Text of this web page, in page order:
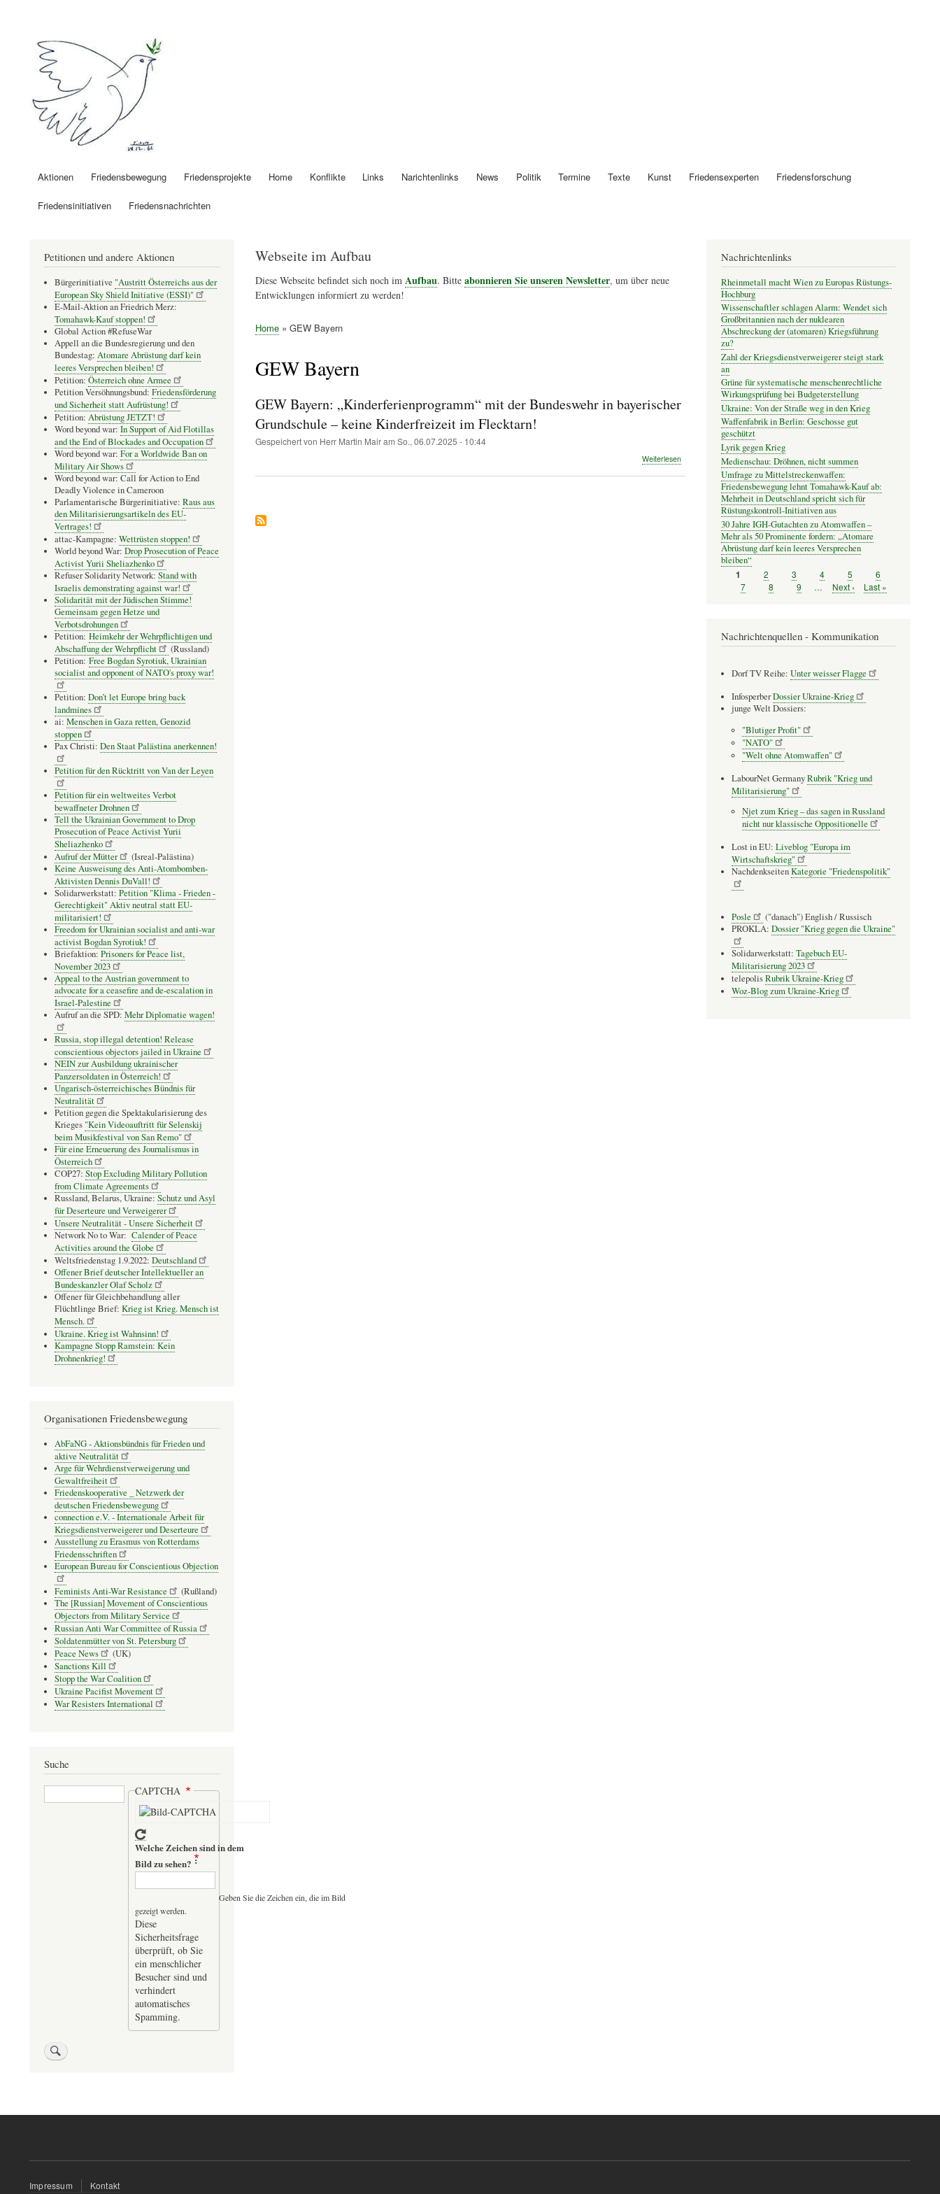
Hauptnavigation
Aktionen Friedensbewegung Friedensprojekte Home Konflikte Links Narichtenlinks News Politik Termine Texte Kunst Friedensexperten Friedensforschung
Friedensinitiativen Friedensnachrichten
Webseite im Aufbau
Diese Webseite befindet sich noch im Aufbau. Bitte abonnieren Sie unseren Newsletter, um über neue
Entwicklungen informiert zu werden!
Home GEW Bayern
GEW Bayern
GEW Bayern: „Kinderferienprogramm“ mit der Bundeswehr in bayerischer
Grundschule – keine Kinderfreizeit im Flecktarn!
Gespeichert von Herr Martin Mairam So., 06.07.2025 - 10:44
Weiterlesen
„Kinderferienprogramm“
Bundeswehr
Grundschule
Petitionen und andere Aktionen
Bürgerinitiative "Austritt Österreichs aus der
European Sky Shield Initiative (ESSI)"
E-Mail-Aktion an Friedrich Merz:
Tomahawk-Kauf stoppen!
Global Action #RefuseWar
Appell an die Bundesregierung und den
Bundestag: Atomare Abrüstung darf kein
leeres Versprechen bleiben!
Petition: Österreich ohne Armee
Petition Versöhnungsbund: Friedensförderung
und Sicherheit statt Aufrüstung!
Petition: Abrüstung JETZT!
Word beyond war: In Support of Aid Flotillas
and the End of Blockades and Occupation
Word beyond war: For a Worldwide Ban on
Military Air Shows
Word beyond war: Call for Action to End
Deadly Violence in Cameroon
Parlamentarische Bürgerinitiative: Raus aus
den Militarisierungsartikeln des EU-
Vertrages!
attac-Kampagne: Wettrüsten stoppen!
World beyond War: Drop Prosecution of Peace
Activist Yurii Sheliazhenko
Refuser Solidarity Network: Stand with
Israelis demonstrating against war!
Solidarität mit der Jüdischen Stimme!
Gemeinsam gegen Hetze und
Verbotsdrohungen
Petition: Heimkehr der Wehrpflichtigen und
Abschaffung der Wehrpflicht
(Russland)
Petition: Free Bogdan Syrotiuk, Ukrainian
socialist and opponent of NATO's proxy war!
Petition: Don’t let Europe bring back
landmines
ai: Menschen in Gaza retten, Genozid
stoppen
Pax Christi: Den Staat Palästina anerkennen!
Petition für den Rücktritt von Van der Leyen
Petition für ein weltweites Verbot
bewaffneter Drohnen
Tell the Ukrainian Government to Drop
Prosecution of Peace Activist Yurii
Sheliazhenko
Aufruf der Mütter
(Isreal-Palästina)
Keine Ausweisung des Anti-Atombomben-
Aktivisten Dennis DuVall!
Solidarwerkstatt: Petition "Klima - Frieden -
Gerechtigkeit" Aktiv neutral statt EU-
militarisiert!
Freedom for Ukrainian socialist and anti-war
activist Bogdan Syrotiuk!
Briefaktion: Prisoners for Peace list,
November 2023
Appeal to the Austrian government to
advocate for a ceasefire and de-escalation in
Israel-Palestine
Aufruf an die SPD: Mehr Diplomatie wagen!
Russia, stop illegal detention! Release
conscientious objectors jailed in Ukraine
NEIN zur Ausbildung ukrainischer
Panzersoldaten in Österreich!
Ungarisch-österreichisches Bündnis für
Neutralität
Petition gegen die Spektakularisierung des
Krieges "Kein Videoauftritt für Selenskij
beim Musikfestival von San Remo"
Für eine Erneuerung des Journalismus in
Österreich
COP27: Stop Excluding Military Pollution
from Climate Agreements
Russland, Belarus, Ukraine: Schutz und Asyl
für Deserteure und Verweigerer
Unsere Neutralität - Unsere Sicherheit
Network No to War: Calender of Peace
Activities around the Globe
Weltsfriedenstag 1.9.2022: Deutschland
Offener Brief deutscher Intellektueller an
Bundeskanzler Olaf Scholz
Offener für Gleichbehandlung aller
Flüchtlinge Brief: Krieg ist Krieg. Mensch ist
Mensch.
Ukraine. Krieg ist Wahnsinn!
Kampagne Stopp Ramstein: Kein
Drohnenkrieg!
Organisationen Friedensbewegung
AbFaNG - Aktionsbündnis für Frieden und
aktive Neutralität
Arge für Wehrdienstverweigerung und
Gewaltfreiheit
Friedenskooperative _ Netzwerk der
deutschen Friedensbewegung
connection e.V. - Inter­na­tio­nale Arbeit für
Kriegs­dienst­ver­wei­gerer und Deser­teure
Ausstellung zu Erasmus von Rotterdams
Friedensschriften
European Bureau for Conscientious Objection
Feminists Anti-War Resistance
(Rußland)
The [Russian] Movement of Conscientious
Objectors from Military Service
Russian Anti War Committee of Russia
Soldatenmütter von St. Petersburg
Peace News
(UK)
Sanctions Kill
Stopp the War Coalition
Ukraine Pacifist Movement
War Resisters International
Suche
Suche CAPTCHA
Welche Zeichen sind in dem
Bild zu sehen?
Geben Sie die Zeichen ein, die im Bild
gezeigt werden.
Diese
Sicherheitsfrage
überprüft, ob Sie
ein menschlicher
Besucher sind und
verhindert
automatisches
Spamming.
Nachrichtenlinks
Rheinmetall macht Wien zu Europas Rüstungs-
Hochburg
Wissenschaftler schlagen Alarm: Wendet sich
Großbritannien nach der nuklearen
Abschreckung der (atomaren) Kriegsführung
zu?
Zahl der Kriegsdienstverweigerer steigt stark
an
Grüne für systematische menschenrechtliche
Wirkungsprüfung bei Budgeterstellung
Ukraine: Von der Straße weg in den Krieg
Waffenfabrik in Berlin: Geschosse gut
geschützt
Lyrik gegen Krieg
Medienschau: Dröhnen, nicht summen
Umfrage zu Mittelstreckenwaffen:
Friedensbewegung lehnt Tomahawk-Kauf ab:
Mehrheit in Deutschland spricht sich für
Rüstungskontroll-Initiativen aus
30 Jahre IGH-Gutachten zu Atomwaffen –
Mehr als 50 Prominente fordern: „Atomare
Abrüstung darf kein leeres Versprechen
bleiben“
Seitennummerierung
Seite
1 Seite
2 Seite
3 Seite
4 Seite
5 Seite
6
Seite
7 Seite
8 Seite
9 …
Nächste
Next ›
Letzte
Last »
Nachrichtenquellen - Kommunikation
Dorf TV Reihe: Unter weisser Flagge
InfosperberDossier Ukraine-Krieg
junge Welt Dossiers:
"Blutiger Profit"
"NATO"
"Welt ohne Atomwaffen"
LabourNet GermanyRubrik "Krieg und
Militarisierung"
Njet zum Krieg – das sagen in Russland
nicht nur klassische Oppositionelle
Lost in EU: Liveblog "Europa im
Wirtschaftskrieg"
NachdenkseitenKategorie "Friedenspolitik"
Posle
("danach") English / Russisch
PROKLA: Dossier "Krieg gegen die Ukraine"
Solidarwerkstatt: Tagebuch EU-
Militarisierung 2023
telepolisRubrik Ukraine-Krieg
Woz-Blog zum Ukraine-Krieg
Fußzeilenmenü
Impressum Kontakt